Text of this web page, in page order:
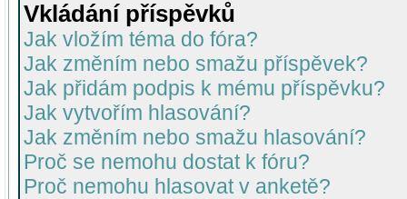
Vkládání příspěvků
Jak vložím téma do fóra?
Jak změním nebo smažu příspěvek?
Jak přidám podpis k mému příspěvku?
Jak vytvořím hlasování?
Jak změním nebo smažu hlasování?
Proč se nemohu dostat k fóru?
Proč nemohu hlasovat v anketě?